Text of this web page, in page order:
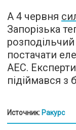
А 4 червня
Запорізька
постачати
АЕС.
підіймався з
Источник: Ракурс